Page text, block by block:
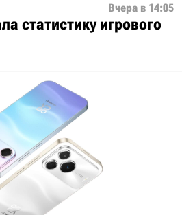
Вчера в 14:05
статистику игрового